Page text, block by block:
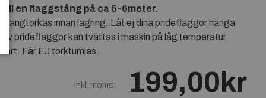
till en flaggstång på ca 5-6meter.
hängtorkas innan lagring. Låt ej dina prideflaggor hänga
av prideflaggor kan tvättas i maskin på låg temperatur
Får EJ torktumlas.
Inkl. moms: 199,00kr